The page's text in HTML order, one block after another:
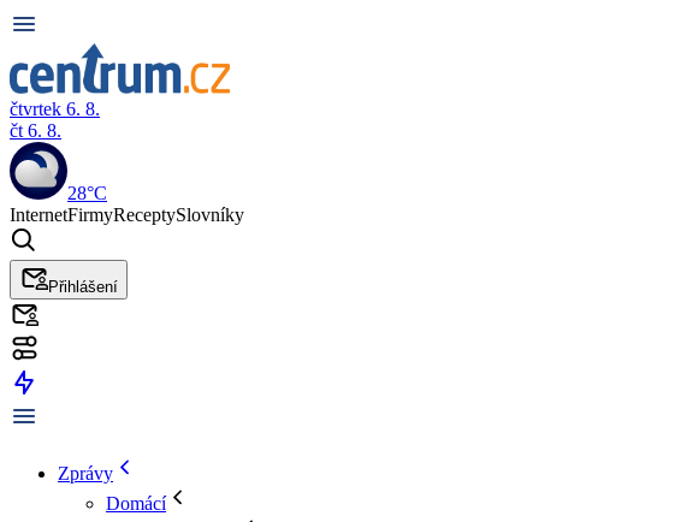
čtvrtek 6. 8.
čt 6. 8.
28°C
InternetFirmyReceptySlovníky
Přihlášení
Zprávy
Domácí